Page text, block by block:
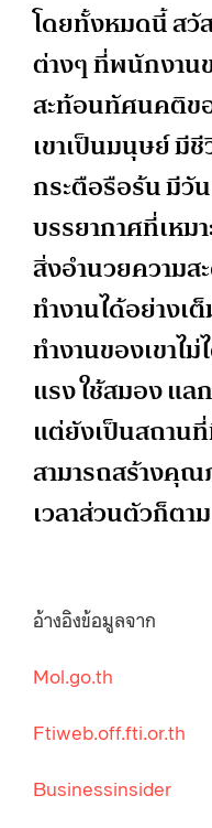
โดยทั้งหมดนี้ สวั
ต่างๆ ที่พนักงาน
สะท้อนทัศนคติข
เขาเป็นมนุษย์ มี
กระตือรือร้น มีวั
บรรยากาศที่เหม
สิ่งอำนวยความ
ทำงานได้อย่างเ
ทำงานของเขาไ
แรง ใช้สมอง แ
แต่ยังเป็นสถาน
สามารถสร้างคุณ
เวลาส่วนตัวก็ตาม
อ้างอิงข้อมูลจาก
Mol.go.th
Ftiweb.off.fti.or.th
Businessinsider